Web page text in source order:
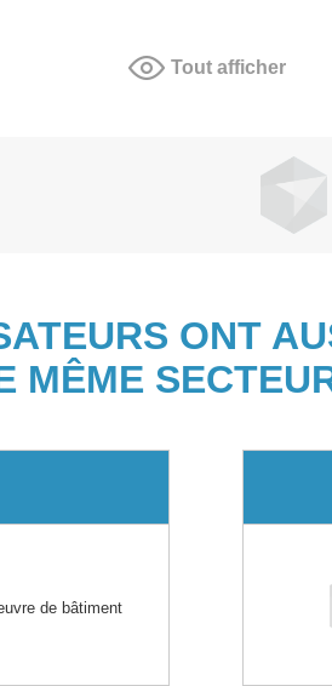
Tout afficher
ONT
MÊME
de bâtiment